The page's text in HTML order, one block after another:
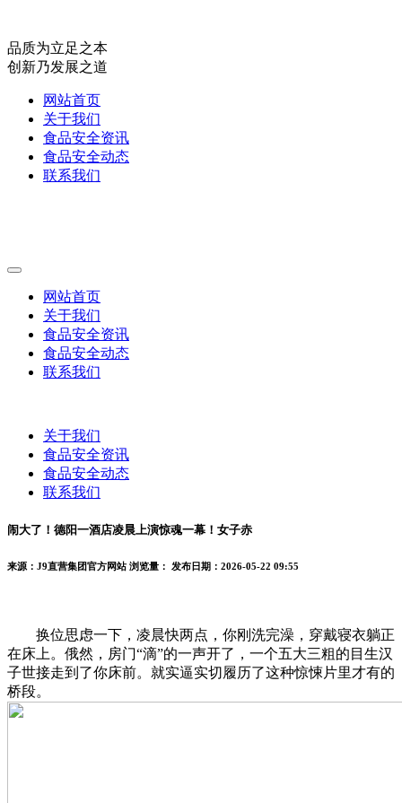
品质为立足之本
创新乃发展之道
网站首页
关于我们
食品安全资讯
食品安全动态
联系我们
网站首页
关于我们
食品安全资讯
食品安全动态
联系我们
关于我们
食品安全资讯
食品安全动态
联系我们
闹大了！德阳一酒店凌晨上演惊魂一幕！女子赤
来源：J9直营集团官方网站 浏览量： 发布日期：2026-05-22 09:55
换位思虑一下，凌晨快两点，你刚洗完澡，穿戴寝衣躺正
在床上。俄然，房门“滴”的一声开了，一个五大三粗的目生汉
子世接走到了你床前。就实逼实切履历了这种惊悚片里才有的
桥段。